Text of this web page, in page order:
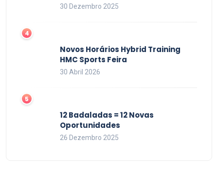
30 Dezembro 2025
Novos Horários Hybrid Training
HMC Sports Feira
30 Abril 2026
12 Badaladas = 12 Novas
Oportunidades
26 Dezembro 2025